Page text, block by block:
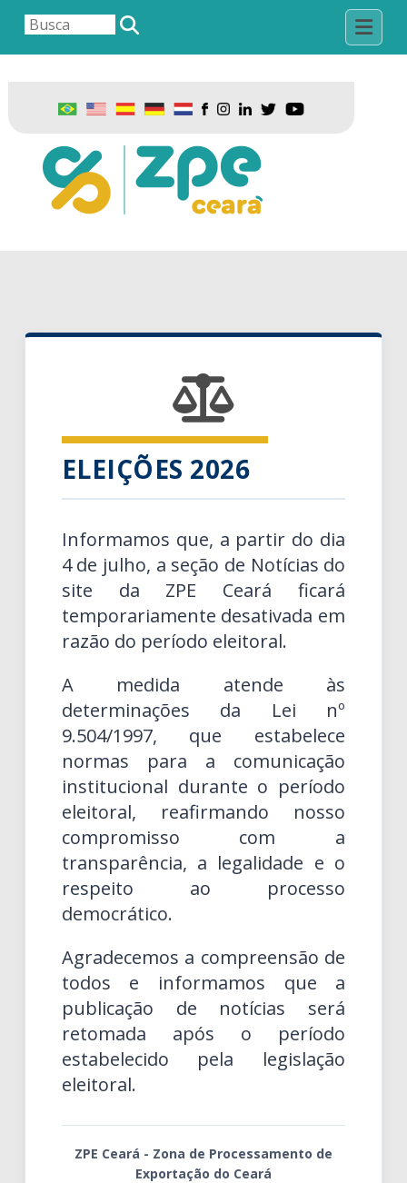
ELEIÇÕES 2026
Informamos que, a partir do dia
4 de julho, a seção de Notícias do
site da ZPE Ceará ficará
temporariamente desativada em
razão do período eleitoral.
A medida atende às
determinações da Lei nº
9.504/1997, que estabelece
normas para a comunicação
institucional durante o período
eleitoral, reafirmando nosso
compromisso com a
transparência, a legalidade e o
respeito ao processo
democrático.
Agradecemos a compreensão de
todos e informamos que a
publicação de notícias será
retomada após o período
estabelecido pela legislação
eleitoral.
ZPE Ceará - Zona de Processamento de
Exportação do Ceará